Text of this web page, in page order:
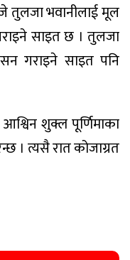
तुलजा भवानीलाई मूल
साइत छ । तुलजा
गराइने साइत पनि
शुक्ल पूर्णिमाका
। त्यसै रात कोजाग्रत